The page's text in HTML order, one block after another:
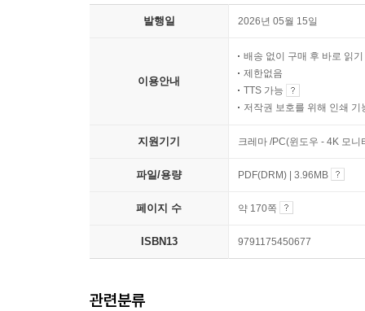
발행일 2026년 05월 15일
이용안내
배송 없이 구매 후 바로 읽기
제한없음
TTS 가능
저작권 보호를 위해 인쇄 기
지원기기 크레마 /PC(윈도우 - 4K 모
파일/용량 PDF(DRM) | 3.96MB
페이지 수 약 170쪽
ISBN13 9791175450677
관련분류